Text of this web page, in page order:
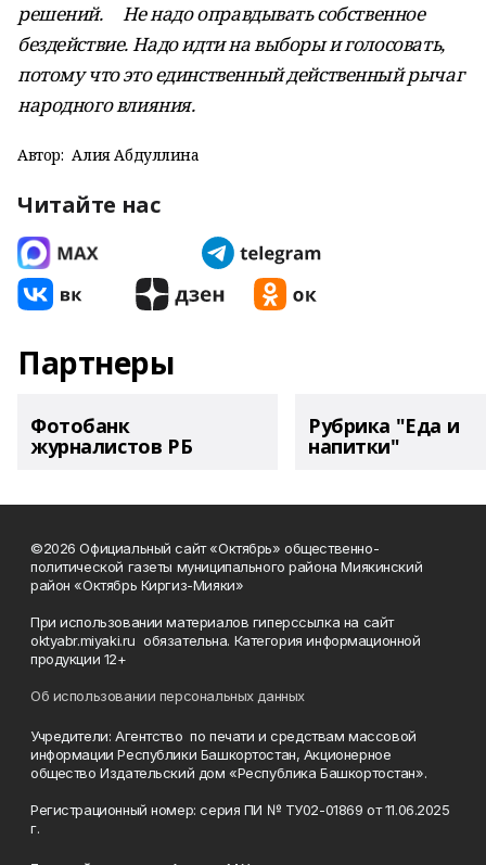
решений. Не надо оправдывать собственное
бездействие. Надо идти на выборы и голосовать,
потому что это единственный действенный рычаг
народного влияния.
Автор: Алия Абдуллина
Читайте нас
Партнеры
Фотобанк
журналистов РБ
Рубрика "Еда и
напитки"
©2026 Официальный сайт «Октябрь» общественно-
политической газеты муниципального района Миякинский
район «Октябрь Киргиз-Мияки»
При использовании материалов гиперссылка на сайт
oktyabr.miyaki.ru обязательна. Категория информационной
продукции 12+
Об использовании персональных данных
Учредители: Агентство по печати и средствам массовой
информации Республики Башкортостан, Акционерное
общество Издательский дом «Республика Башкортостан».
Регистрационный номер: серия ПИ № ТУ02-01869 от 11.06.2025
г.